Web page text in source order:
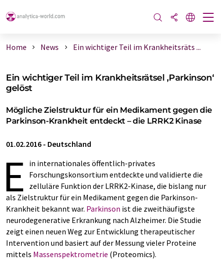
Home News Ein wichtiger Teil im Krankheitsräts ...
Ein wichtiger Teil im Krankheitsrätsel ‚Parkinson‘
gelöst
Mögliche Zielstruktur für ein Medikament gegen die
Parkinson-Krankheit entdeckt – die LRRK2 Kinase
01.02.2016 - Deutschland
E
in internationales öffentlich-privates
Forschungskonsortium entdeckte und validierte die
zelluläre Funktion der LRRK2-Kinase, die bislang nur
als Zielstruktur für ein Medikament gegen die Parkinson-
Krankheit bekannt war. Parkinson ist die zweithäufigste
neurodegenerative Erkrankung nach Alzheimer. Die Studie
zeigt einen neuen Weg zur Entwicklung therapeutischer
Intervention und basiert auf der Messung vieler Proteine
mittels Massenspektrometrie (Proteomics).